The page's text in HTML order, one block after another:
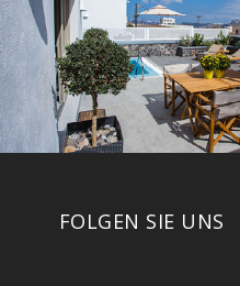
FOLGEN SIE UNS